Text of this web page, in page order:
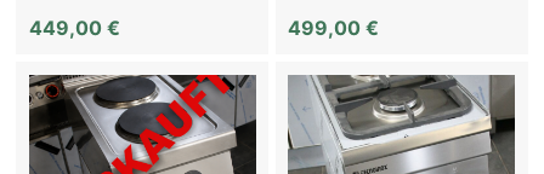
449,00 € 499,00€